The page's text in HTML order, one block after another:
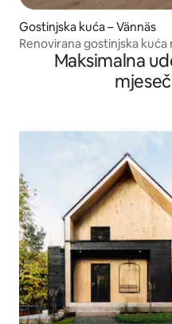
Gostinjska kuća – Vännäs
Renovirana gostinjska
Maksimalna